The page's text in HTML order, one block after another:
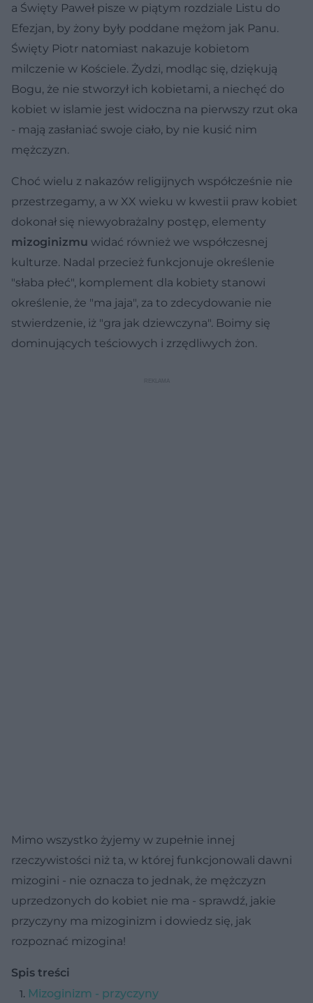
a Święty Paweł pisze w piątym rozdziale Listu do
Efezjan, by żony były poddane mężom jak Panu.
Święty Piotr natomiast nakazuje kobietom
milczenie w Kościele. Żydzi, modląc się, dziękują
Bogu, że nie stworzył ich kobietami, a niechęć do
kobiet w islamie jest widoczna na pierwszy rzut oka
- mają zasłaniać swoje ciało, by nie kusić nim
mężczyzn.
Choć wielu z nakazów religijnych współcześnie nie
przestrzegamy, a w XX wieku w kwestii praw kobiet
dokonał się niewyobrażalny postęp, elementy
mizoginizmu widać również we współczesnej
kulturze. Nadal przecież funkcjonuje określenie
"słaba płeć", komplement dla kobiety stanowi
określenie, że "ma jaja", za to zdecydowanie nie
stwierdzenie, iż "gra jak dziewczyna". Boimy się
dominujących teściowych i zrzędliwych żon.
Mimo wszystko żyjemy w zupełnie innej
rzeczywistości niż ta, w której funkcjonowali dawni
mizogini - nie oznacza to jednak, że mężczyzn
uprzedzonych do kobiet nie ma - sprawdź, jakie
przyczyny ma mizoginizm i dowiedz się, jak
rozpoznać mizogina!
Spis treści
Mizoginizm - przyczyny